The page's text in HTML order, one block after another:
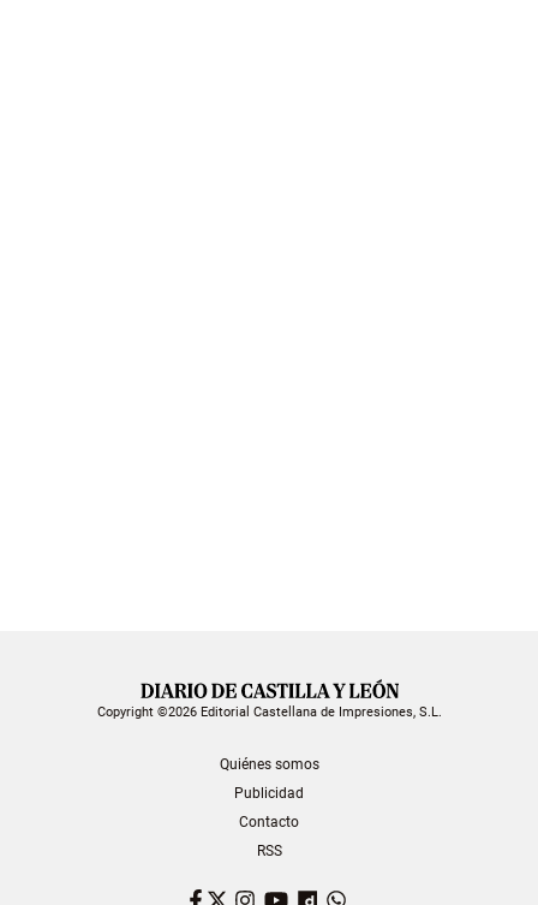
Copyright ©2026 Editorial Castellana de Impresiones, S.L.
Quiénes somos
Publicidad
Contacto
RSS
Facebook
TwitterInstagram
YouTubeDailymotion